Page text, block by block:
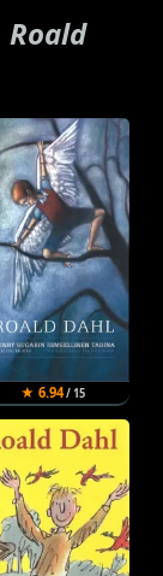
Roald
★ 6.94/ 15